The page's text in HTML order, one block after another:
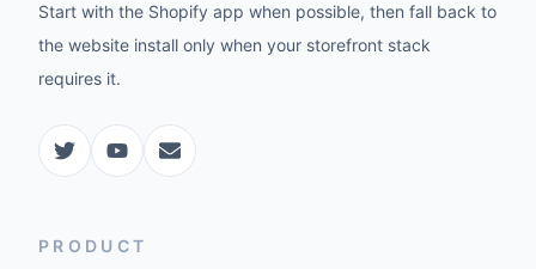
Start with the Shopify app when possible, then fall back to
the website install only when your storefront stack
requires it.
PRODUCT